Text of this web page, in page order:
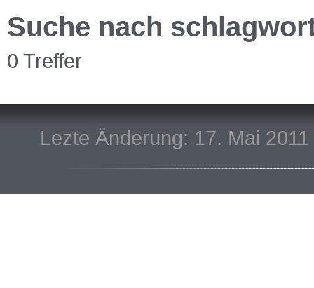
Suche nach
0 Treffer
Lezte Änderung: 17. Mai